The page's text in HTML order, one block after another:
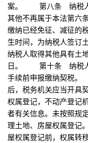
案。 第八条 纳税人
其他不再属于本法第六
缴纳已经免征、减征
生时间，为纳税人签订
纳税人取得其他具有土
日。 第十条 纳税人
手续前申报缴纳契税
后，税务机关应当开具
权属登记，不动产登记
者有关信息。未按照规
理土地、房屋权属登
屋权属登记前，权属转